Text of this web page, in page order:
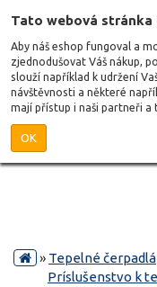
Tato webová stránka
Aby náš eshop fungoval a
zjednodušovat Váš nákup,
slouží například k udržení
návštěvnosti a některé
mají přístup i naši partneři
OK
» Tepelné čerpadlá
Príslušenstvo k